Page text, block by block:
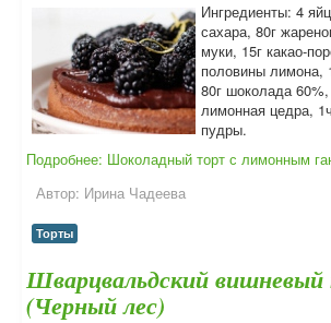
Ингредиенты: 4
сахара, 80г
муки, 15г какао-
половины лимона,
80г шоколада
лимонная цедра,
пудры.
Подробнее: Шоколадный торт с лимонным
Автор: Ирина Чадеева
Торты
Шварцвальдский
(Черный лес)